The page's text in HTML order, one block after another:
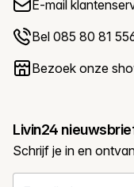
E-mail
Bel 085 80 81
Bezoek onze
Livin24
Schrijf je in en